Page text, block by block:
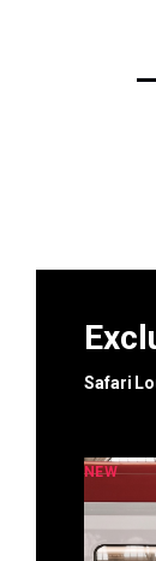
Safari
NEW